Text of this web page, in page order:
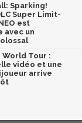
Sparking!
Super Limit-
est
avec un
World Tour :
vidéo et une
arrive